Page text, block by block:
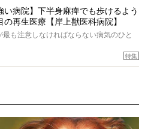
い病院】下半身麻痺でも歩けるよう
の再生医療【岸上獣医科病院】
最も注意しなければならない病気のひと
、負けない』では、ヘルニアに強い動物
療により、歩けなかった子が投与37日で
特集